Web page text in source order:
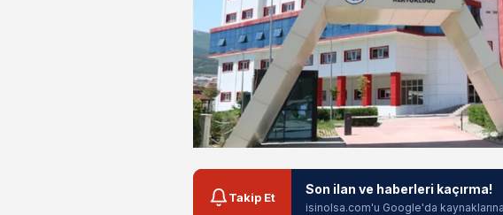
Takip Et
Son ilan ve haberleri kaçırma!
isinolsa.com'u Google'da